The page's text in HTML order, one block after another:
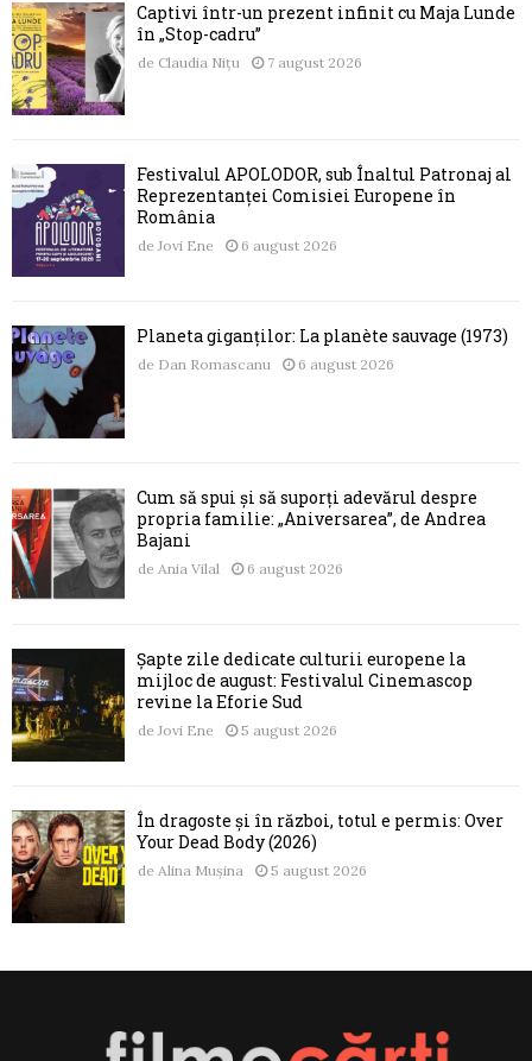
Captivi într-un prezent infinit cu Maja Lunde
în „Stop-cadru”
de Claudia Nițu 7 august 2026
Festivalul APOLODOR, sub Înaltul Patronaj al
Reprezentanței Comisiei Europene în
România
de Jovi Ene 6 august 2026
Planeta giganților: La planète sauvage (1973)
de Dan Romascanu 6 august 2026
Cum să spui și să suporți adevărul despre
propria familie: „Aniversarea”, de Andrea
Bajani
de Ania Vilal 6 august 2026
Șapte zile dedicate culturii europene la
mijloc de august: Festivalul Cinemascop
revine la Eforie Sud
de Jovi Ene 5 august 2026
În dragoste și în război, totul e permis: Over
Your Dead Body (2026)
de Alina Mușina 5 august 2026